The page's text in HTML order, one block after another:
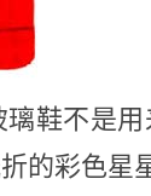
鞋不是用
的彩色星